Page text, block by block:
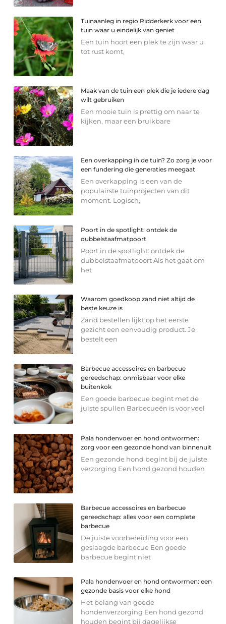
Tuinaanleg in regio Ridderkerk voor een
tuin waar u eindelijk van geniet
Een tuin hoort een plek te zijn waar u
tot rust komt,
Maak van de tuin een plek die je iedere dag
wilt gebruiken
Een mooie tuin is prettig om naar te
kijken, maar een bruikbare
Een overkapping in de tuin? Zo zorg je voor
een fundering die generaties meegaat
Een overkapping is een van de
populairste tuinprojecten van dit
moment. Logisch,
Poort in de spotlight: ontdek de
dubbelstaafmatpoort
Poort in de spotlight: ontdek de
dubbelstaafmatpoort Als het gaat om
het
Waarom goedkoop zand niet altijd de
beste keuze is
Zand bestellen lijkt op het eerste
gezicht een eenvoudig product. Je
bestelt een
Barbecue accessoires en barbecue
gereedschap: onmisbaar voor elke
buitenkok
Een goede barbecue begint met de
juiste spullen Barbecueën is voor veel
Pala hondenvoer en hond ontwormen:
zorg voor een gezonde hond van binnenuit
Een gezonde hond begint bij de juiste
verzorging Een hond gezond houden
Barbecue accessoires en barbecue
gereedschap: alles voor een complete
barbecue
De juiste voorbereiding voor een
geslaagde barbecue Een goede
barbecue begint niet
Pala hondenvoer en hond ontwormen: een
gezonde basis voor elke hond
Het belang van goede
hondenverzorging Een hond gezond
houden begint bij dagelijkse